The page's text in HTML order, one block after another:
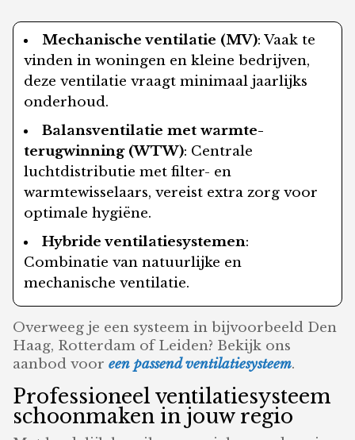
Mechanische ventilatie (MV): Vaak te
vinden in woningen en kleine bedrijven,
deze ventilatie vraagt minimaal jaarlijks
onderhoud.
Balansventilatie met warmte-
terugwinning (WTW): Centrale
luchtdistributie met filter- en
warmtewisselaars, vereist extra zorg voor
optimale hygiëne.
Hybride ventilatiesystemen:
Combinatie van natuurlijke en
mechanische ventilatie.
Overweeg je een systeem in bijvoorbeeld Den
Haag, Rotterdam of Leiden? Bekijk ons
aanbod vooreen passend ventilatiesysteem.
Professioneel ventilatiesysteem
schoonmaken in jouw regio